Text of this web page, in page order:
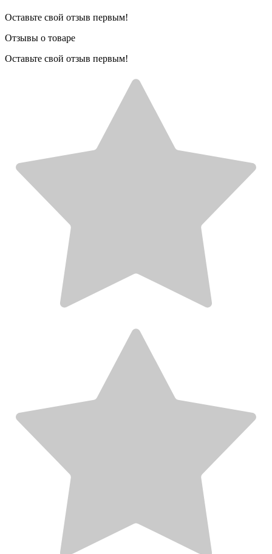
Оставьте свой отзыв первым!
Отзывы о товаре
Оставьте свой отзыв первым!